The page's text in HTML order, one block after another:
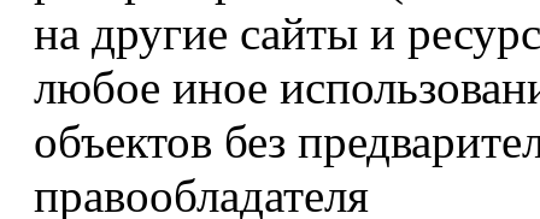
на другие сайты и
любое иное
объектов без
правообладателя